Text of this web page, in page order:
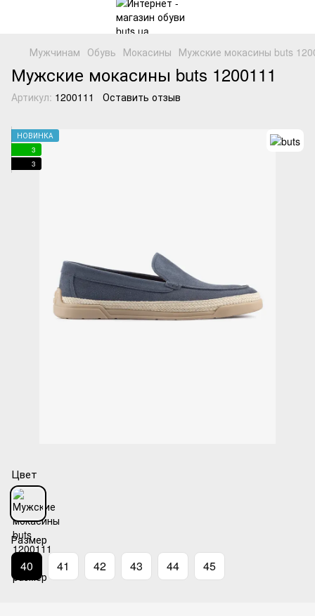
Мужчинам Обувь Мокасины Мужские мокасины buts
Мужские мокасины buts 1200111
Артикул: 1200111 Оставить отзыв
НОВИНКА
3
3
Цвет
Размер
40 41 42 43 44 45